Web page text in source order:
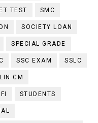
TEST SMC
SOCIETY LOAN
SPECIAL GRADE
SSC EXAM SSLC
CM
STUDENTS